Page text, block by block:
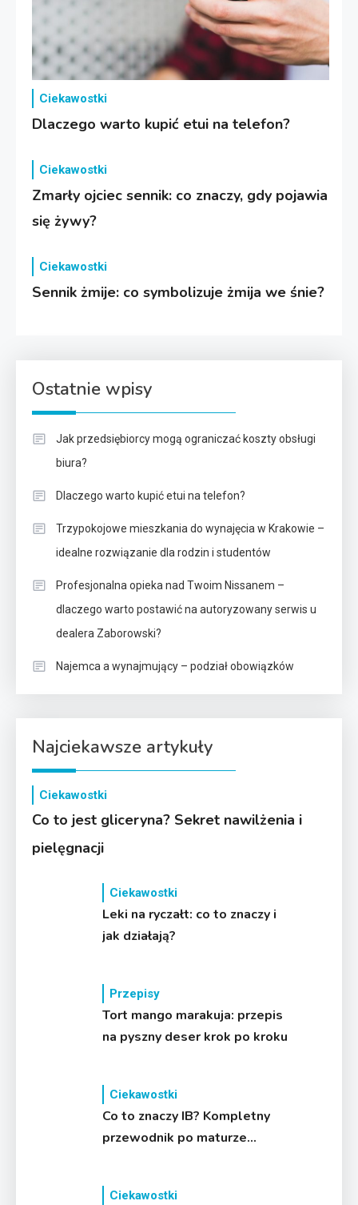
Ciekawostki
Dlaczego warto kupić etui na telefon?
Ciekawostki
Zmarły ojciec sennik: co znaczy, gdy pojawia
się żywy?
Ciekawostki
Sennik żmije: co symbolizuje żmija we śnie?
Ostatnie wpisy
Jak przedsiębiorcy mogą ograniczać koszty obsługi
biura?
Dlaczego warto kupić etui na telefon?
Trzypokojowe mieszkania do wynajęcia w Krakowie –
idealne rozwiązanie dla rodzin i studentów
Profesjonalna opieka nad Twoim Nissanem –
dlaczego warto postawić na autoryzowany serwis u
dealera Zaborowski?
Najemca a wynajmujący – podział obowiązków
Najciekawsze artykuły
Ciekawostki
Co to jest gliceryna? Sekret nawilżenia i
pielęgnacji
Ciekawostki
Leki na ryczałt: co to znaczy i
jak działają?
Przepisy
Tort mango marakuja: przepis
na pyszny deser krok po kroku
Ciekawostki
Co to znaczy IB? Kompletny
przewodnik po maturze
Ciekawostki